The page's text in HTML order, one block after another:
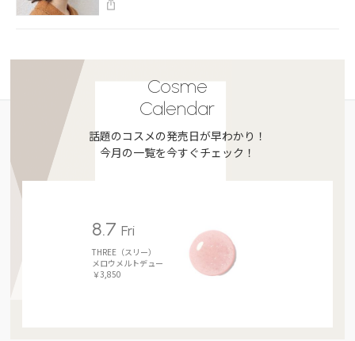
Cosme
Calendar
話題のコスメの発売日が早わかり！
今月の一覧を今すぐチェック！
8.7Fri
THREE（スリー）
メロウメルトデュー
￥3,850